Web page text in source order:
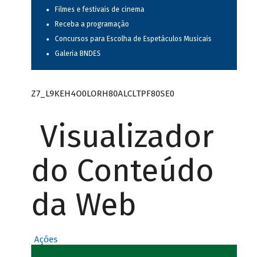
Filmes e festivais de cinema
Receba a programação
Concursos para Escolha de Espetáculos Musicais
Galeria BNDES
Z7_L9KEH4O0LORH80ALCLTPF80SE0
Visualizador
do Conteúdo
da Web
Ações